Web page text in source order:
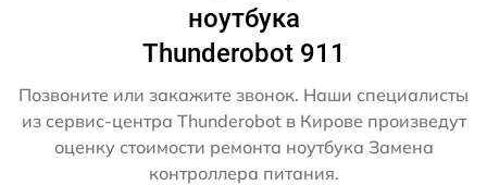
ноутбука
Thunderobot 911
Позвоните или закажите звонок. Наши специалисты
из сервис-центра Thunderobot в Кирове произведут
оценку стоимости ремонта ноутбука Замена
контроллера питания.